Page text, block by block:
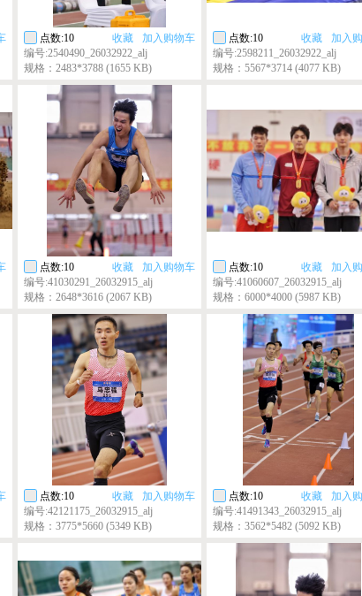
收藏 加入购物车
点数:10
编号:2540490_26032922_alj
规格：2483*3788 (1655 KB)
收藏 加入
点数:10
编号:2598211_26032922_alj
规格：5567*3714 (4077 KB)
收藏 加入购物车
点数:10
编号:41030291_26032915_alj
规格：2648*3616 (2067 KB)
收藏 加入
点数:10
编号:41060607_26032915_alj
规格：6000*4000 (5987 KB)
收藏 加入购物车
点数:10
编号:42121175_26032915_alj
规格：3775*5660 (5349 KB)
收藏 加入
点数:10
编号:41491343_26032915_alj
规格：3562*5482 (5092 KB)